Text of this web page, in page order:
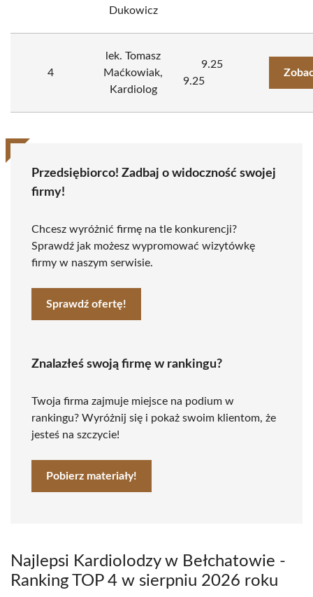
Dukowicz
4
lek. Tomasz
Maćkowiak,
Kardiolog
9.25
9.25
Przedsiębiorco! Zadbaj o widoczność swojej
firmy!
Chcesz wyróżnić firmę na tle konkurencji?
Sprawdź jak możesz wypromować wizytówkę
firmy w naszym serwisie.
Sprawdź ofertę!
Znalazłeś swoją firmę w rankingu?
Twoja firma zajmuje miejsce na podium w
rankingu? Wyróżnij się i pokaż swoim klientom, że
jesteś na szczycie!
Pobierz materiały!
Najlepsi Kardiolodzy w Bełchatowie -
Ranking TOP 4 w sierpniu 2026 roku